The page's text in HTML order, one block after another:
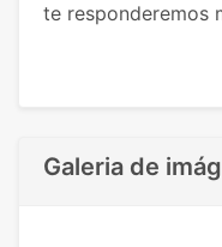
te responderemos
Galeria de